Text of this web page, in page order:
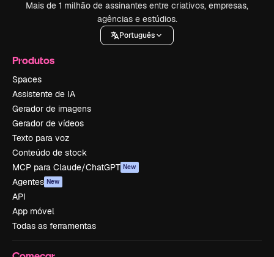
Mais de 1 milhão de assinantes entre criativos, empresas,
agências e estúdios.
Português
Produtos
Spaces
Assistente de IA
Gerador de imagens
Gerador de vídeos
Texto para voz
Conteúdo de stock
MCP para Claude/ChatGPT New
Agentes New
API
App móvel
Todas as ferramentas